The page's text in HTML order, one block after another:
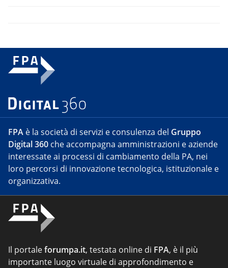
FPA è la società di servizi e consulenza del Gruppo
Digital 360 che accompagna amministrazioni e aziende
interessate ai processi di cambiamento della PA, nei
loro percorsi di innovazione tecnologica, istituzionale e
organizzativa.
Il portaleforumpa.it, testata online di FPA, è il più
importante luogo virtuale di approfondimento e